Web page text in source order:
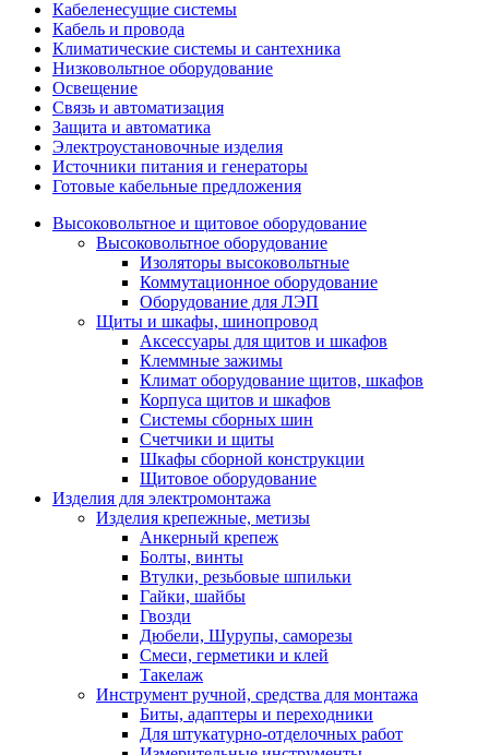
Кабеленесущие системы
Кабель и провода
Климатические системы и сантехника
Низковольтное оборудование
Освещение
Связь и автоматизация
Защита и автоматика
Электроустановочные изделия
Источники питания и генераторы
Готовые кабельные предложения
Высоковольтное и щитовое оборудование
Высоковольтное оборудование
Изоляторы высоковольтные
Коммутационное оборудование
Оборудование для ЛЭП
Щиты и шкафы, шинопровод
Аксессуары для щитов и шкафов
Клеммные зажимы
Климат оборудование щитов, шкафов
Корпуса щитов и шкафов
Системы сборных шин
Счетчики и щиты
Шкафы сборной конструкции
Щитовое оборудование
Изделия для электромонтажа
Изделия крепежные, метизы
Анкерный крепеж
Болты, винты
Втулки, резьбовые шпильки
Гайки, шайбы
Гвозди
Дюбели, Шурупы, саморезы
Смеси, герметики и клей
Такелаж
Инструмент ручной, средства для монтажа
Биты, адаптеры и переходники
Для штукатурно-отделочных работ